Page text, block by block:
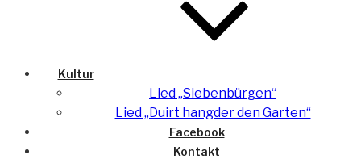
Kultur
Lied „Siebenbürgen“
Lied „Duirt hangder den Garten“
Facebook
Kontakt